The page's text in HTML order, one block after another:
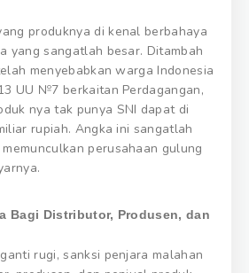
produknya di kenal berbahaya
yang sangatlah besar. Ditambah
menyebabkan warga Indonesia
UU №7 berkaitan Perdagangan,
nya tak punya SNI dapat di
rupiah. Angka ini sangatlah
perusahaan gulung
Bagi Distributor, Produsen, dan
rugi, sanksi penjara malahan